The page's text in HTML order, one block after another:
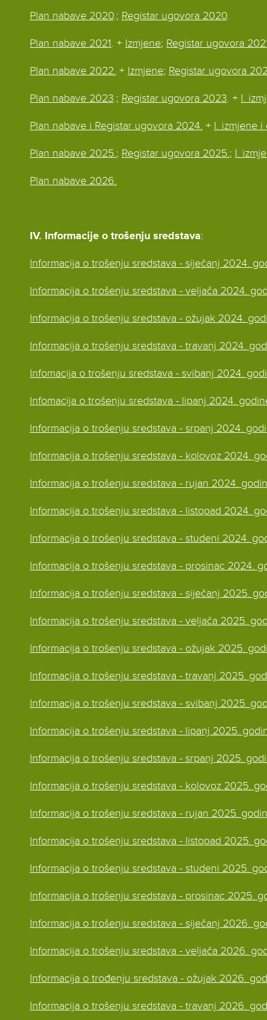
Plan nabave 2020.; Registar ugovora 2020.
Plan nabave 2021. + Izmjene; Registar ugovora
Plan nabave 2022. + Izmjene; Registar ugovora
Plan nabave 2023.; Registar ugovora 2023. + I.
Plan nabave i Registar ugovora 2024. + I. izmjene
Plan nabave 2025.; Registar ugovora 2025.; I.
Plan nabave 2026.
IV. Informacije o trošenju sredstava:
Informacija o trošenju sredstava - siječanj 2024.
Informacija o trošenju sredstava - veljača 2024.
Informacija o trošenju sredstava - ožujak 2024.
Informacija o trošenju sredstava - travanj 2024.
Infomacija o trošenju sredstava - svibanj 2024.
Infomacija o trošenju sredstava - lipanj 2024.
Informacija o trošenju sredstava - srpanj 2024.
Informacija o trošenju sredstava - kolovoz 2024.
Informacija o trošenju sredstava - rujan 2024.
Informacija o trošenju sredstava - listopad 2024.
Informacija o trošenju sredstava - studeni 2024.
Informacija o trošenju sredstava - prosinac 2024.
Informacija o trošenju sredstava - siječanj 2025.
Informacija o trošenju sredstava - veljača 2025.
Informacija o trošenju sredstava - ožujak 2025.
Informacija o trošenju sredstava - travanj 2025.
Informacija o trošenju sredstava - svibanj 2025.
Informacija o trošenju sredstava - lipanj 2025.
Informacija o trošenju sredstava - srpanj 2025.
Informacija o trošenju sredstava - kolovoz 2025.
Informacija o trošenju sredstava - rujan 2025.
Informacija o trošenju sredstava - listopad 2025.
Informacija o trošenju sredstava - studeni 2025.
Informacija o trošenju sredstava - prosinac 2025.
Informacija o trošenju sredstava - siječanj 2026.
Informacija o trošenju sredstava - veljača 2026.
Informacija o trođenju sredstava - ožujak 2026.
Informacija o trošenju sredstava - travanj 2026.